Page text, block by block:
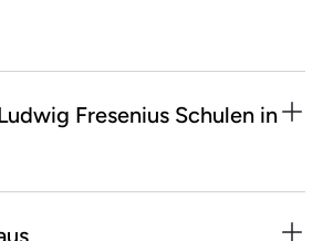
Fresenius Schulen in
Kreativ-Werkstatt |